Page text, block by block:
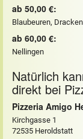
ab 50,00 €:
Blaubeuren,
ab 60,00 €:
Nellingen
Natürlich
direkt bei
Pizzeria Amigo
Kirchgasse 1
72535 Heroldstatt